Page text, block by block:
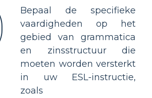
Bepaal de specifieke
vaardigheden op het
gebied van grammatica
en zinsstructuur die
moeten worden versterkt
in uw ESL-instructie,
zoals